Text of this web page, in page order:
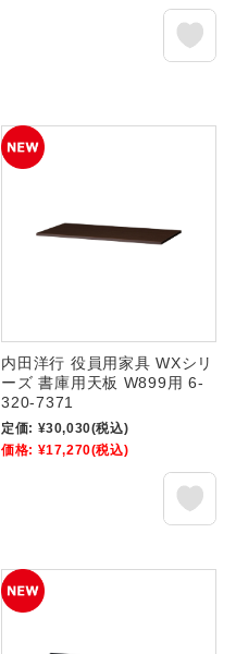
内田洋行 役員用家具 WXシリ
ーズ 書庫用天板 W899用 6-
320-7371
定価: ¥30,030(税込)
価格: ¥17,270(税込)